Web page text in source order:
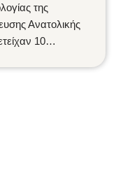
της
Ανατολικής
10…